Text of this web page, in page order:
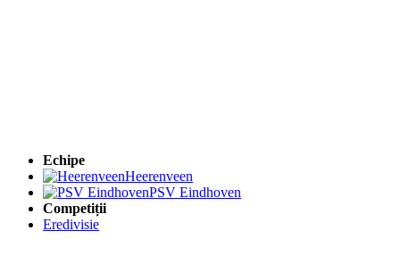
Echipe
Heerenveen
PSV Eindhoven
Competiții
Eredivisie